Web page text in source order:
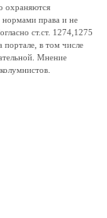
охраняются
нормами права и не
ст.ст. 1274,1275
в том числе
Мнение